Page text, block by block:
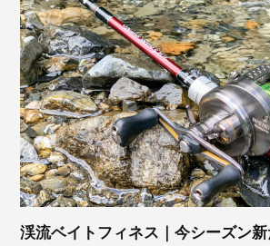
渓流ベイトフィネス｜今シーズン